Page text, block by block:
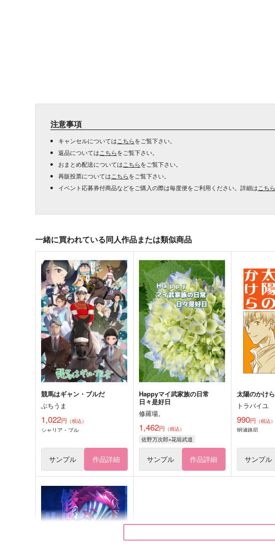
注意事項
キャンセルについては こちらをご覧下さい。
返品については こちらをご覧下さい。
おまとめ配送については こちらをご覧下さい。
再販投票については こちらをご覧下さい。
イベント応募券付商品などをご購入の際は毎度便をご利用ください。詳細は こちら
一緒に買われている同人作品または類似商品
競馬はギャン・ブルだ
ぶちうま
1,022円 （税込）
シャリア・ブル
サンプル 作品詳細
Happyマイ武家族の日常
日々是好日
修羅場。
1,462円 （税込）
佐野万次郎×花垣武道
サンプル 作品詳細
太陽のかけら
トラバイユ
990円 （税込）
明浦路司
サンプル